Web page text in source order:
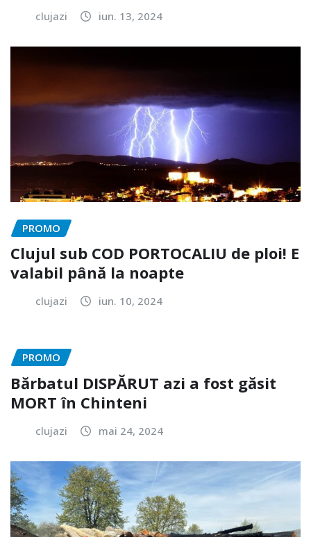
clujazi iun. 13, 2024
PROMO
Clujul sub COD PORTOCALIU de ploi! E
valabil până la noapte
clujazi iun. 10, 2024
PROMO
Bărbatul DISPĂRUT azi a fost găsit
MORT în Chinteni
clujazi mai 24, 2024